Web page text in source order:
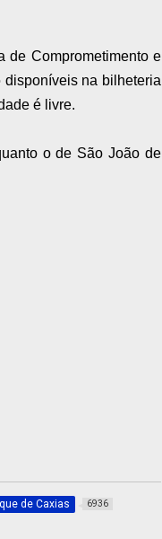
de Comprometimento e
na bilheteria
é livre.
o de São João de
de Caxias 6936